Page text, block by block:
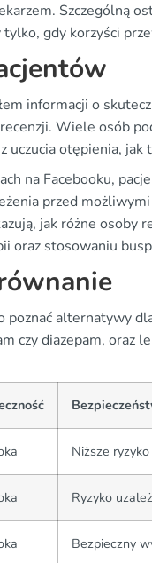
Szczególną
gdy korzyści
informacji o
Wiele osób
uczucia otępienia,
na Facebooku,
przed
jak różne
oraz stosowaniu
poznać alternatywy
czy diazepam,
Niższe
Ryzyko
Bezpieczny